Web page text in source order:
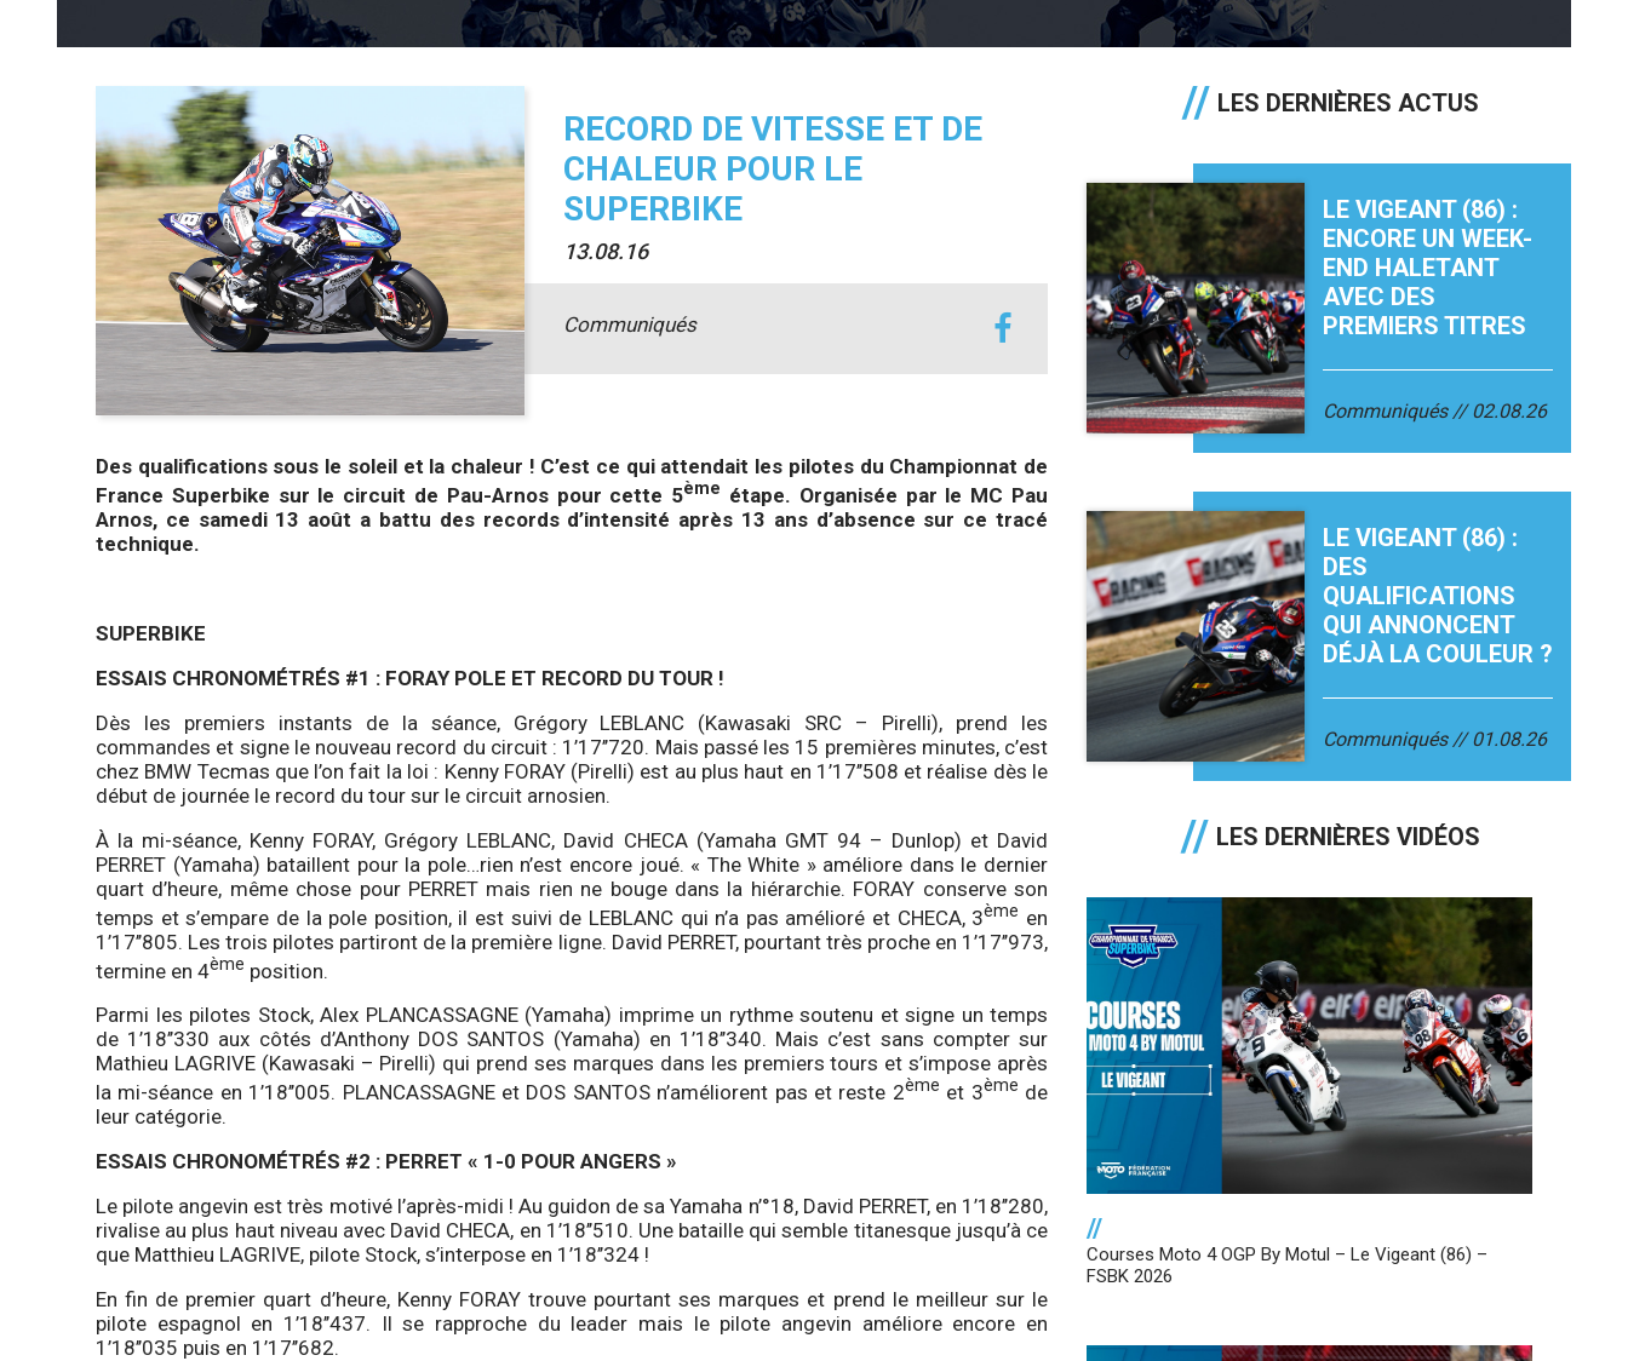
RECORD DE VITESSE ET DE
CHALEUR POUR LE
SUPERBIKE
13.08.16
Communiqués
Des qualifications sous le soleil et la chaleur ! C’est ce qui attendait les pilotes du Championnat de
France Superbike sur le circuit de Pau-Arnos pour cette 5ème étape. Organisée par le MC Pau
Arnos, ce samedi 13 août a battu des records d’intensité après 13 ans d’absence sur ce tracé
technique.
SUPERBIKE
ESSAIS CHRONOMÉTRÉS #1 : FORAY POLE ET RECORD DU TOUR !
Dès les premiers instants de la séance, Grégory LEBLANC (Kawasaki SRC – Pirelli), prend les
commandes et signe le nouveau record du circuit : 1’17’’720. Mais passé les 15 premières minutes, c’est
chez BMW Tecmas que l’on fait la loi : Kenny FORAY (Pirelli) est au plus haut en 1’17’’508 et réalise dès le
début de journée le record du tour sur le circuit arnosien.
À la mi-séance, Kenny FORAY, Grégory LEBLANC, David CHECA (Yamaha GMT 94 – Dunlop) et David
PERRET (Yamaha) bataillent pour la pole…rien n’est encore joué. « The White » améliore dans le dernier
quart d’heure, même chose pour PERRET mais rien ne bouge dans la hiérarchie. FORAY conserve son
temps et s’empare de la pole position, il est suivi de LEBLANC qui n’a pas amélioré et CHECA, 3ème en
1’17’’805. Les trois pilotes partiront de la première ligne. David PERRET, pourtant très proche en 1’17’’973,
termine en 4ème position.
Parmi les pilotes Stock, Alex PLANCASSAGNE (Yamaha) imprime un rythme soutenu et signe un temps
de 1’18’’330 aux côtés d’Anthony DOS SANTOS (Yamaha) en 1’18’’340. Mais c’est sans compter sur
Mathieu LAGRIVE (Kawasaki – Pirelli) qui prend ses marques dans les premiers tours et s’impose après
la mi-séance en 1’18’’005. PLANCASSAGNE et DOS SANTOS n’améliorent pas et reste 2ème et 3ème de
leur catégorie.
ESSAIS CHRONOMÉTRÉS #2 : PERRET « 1-0 POUR ANGERS »
Le pilote angevin est très motivé l’après-midi ! Au guidon de sa Yamaha n’°18, David PERRET, en 1’18’’280,
rivalise au plus haut niveau avec David CHECA, en 1’18’’510. Une bataille qui semble titanesque jusqu’à ce
que Matthieu LAGRIVE, pilote Stock, s’interpose en 1’18’’324 !
En fin de premier quart d’heure, Kenny FORAY trouve pourtant ses marques et prend le meilleur sur le
pilote espagnol en 1’18’’437. Il se rapproche du leader mais le pilote angevin améliore encore en
1’18’’035 puis en 1’17’’682.
LES DERNIÈRES ACTUS
LE VIGEANT (86) :
ENCORE UN WEEK-
END HALETANT
AVEC DES
PREMIERS TITRES
Communiqués 02.08.26
LE VIGEANT (86) :
DES
QUALIFICATIONS
QUI ANNONCENT
DÉJÀ LA COULEUR ?
Communiqués 01.08.26
LES DERNIÈRES VIDÉOS
//
Courses Moto 4 OGP By Motul – Le Vigeant (86) –
FSBK 2026